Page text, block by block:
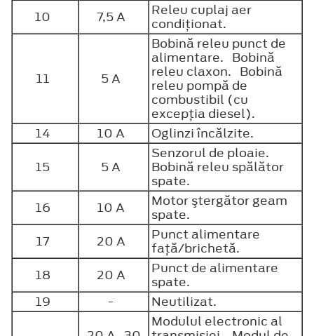
10
7,5 A
Releu cuplaj aer
condiţionat.
11 5 A
Bobină releu punct de
alimentare. Bobină
releu claxon. Bobină
releu pompă de
combustibil (cu
excepţia diesel).
14
10 A
Oglinzi încălzite.
15
5 A
Senzorul de ploaie.
Bobină releu spălător
spate.
16
10 A
Motor ştergător geam
spate.
17
20 A
Punct alimentare
faţă/brichetă.
18
20 A
Punct de alimentare
spate.
19
- Neutilizat.
Modulul electronic al